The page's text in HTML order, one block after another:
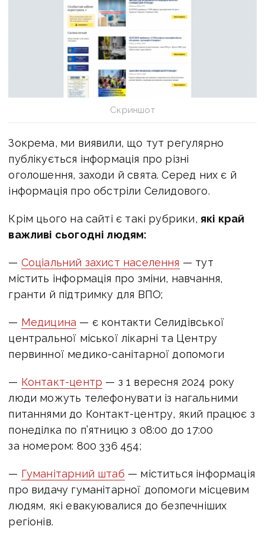
Скриншот
Зокрема, ми виявили, що тут регулярно
публікується інформація про різні
оголошення, заходи й свята. Серед них є й
інформація про обстріли Селидового.
Крім цього на сайті є такі рубрики, які край
важливі сьогодні людям:
— Соціальний захист населення — тут
містить інформація про зміни, навчання,
гранти й підтримку для ВПО;
— Медицина — є контакти Селидівської
центральної міської лікарні та Центру
первинної медико-санітарної допомоги
— Контакт-центр — з 1 вересня 2024 року
люди можуть телефонувати із нагальними
питаннями до Контакт-центру, який працює з
понеділка по п’ятницю з 08:00 до 17:00
за номером: 800 336 454;
— Гуманітарний штаб — міститься інформація
про видачу гуманітарної допомоги місцевим
людям, які евакуювалися до безпечніших
регіонів.